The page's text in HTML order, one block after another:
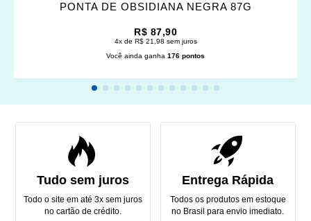
PONTA DE OBSIDIANA NEGRA 87G
R$ 87,90
4x de R$ 21,98 sem juros
Você ainda ganha 176 pontos
Tudo sem juros
Todo o site em até 3x sem juros
no cartão de crédito.
Entrega Rápida
Todos os produtos em estoque
no Brasil para envio imediato.